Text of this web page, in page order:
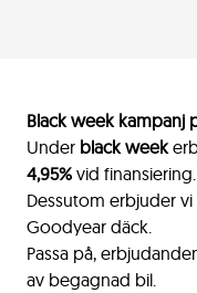
Black week kampanj
Under black week
4,95% vid finansiering.
Dessutom erbjuder vi
Goodyear däck.
Passa på,
av begagnad bil.